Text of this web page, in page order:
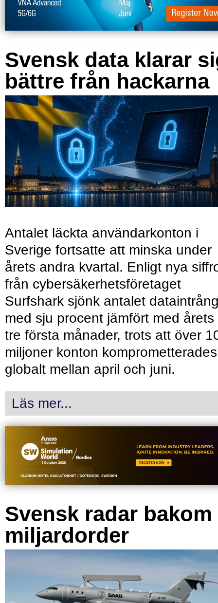
Svensk data klarar
bättre från hackarna
Antalet läckta användarkonton i
Sverige fortsatte att minska under
årets andra kvartal. Enligt nya
från cybersäkerhetsföretaget
Surfshark sjönk antalet
med sju procent jämfört med årets
tre första månader, trots att över
miljoner konton komprometterades
globalt mellan april och juni.
Läs mer...
Svensk radar bakom
miljardorder